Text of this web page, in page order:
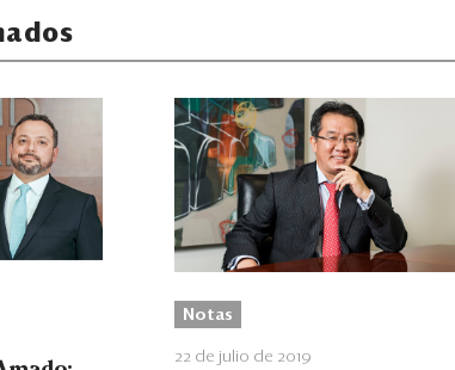
Notas
22 de julio de 2019